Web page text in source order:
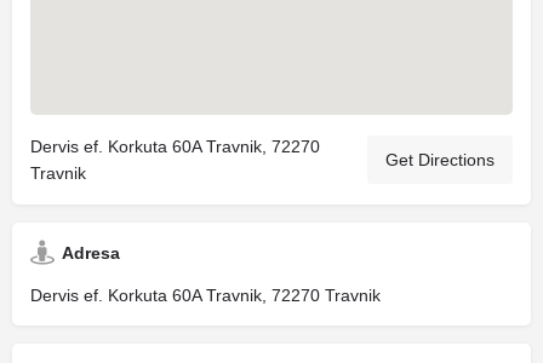
Dervis ef. Korkuta 60A Travnik, 72270
Travnik
Get Directions
Adresa
Dervis ef. Korkuta 60A Travnik, 72270 Travnik